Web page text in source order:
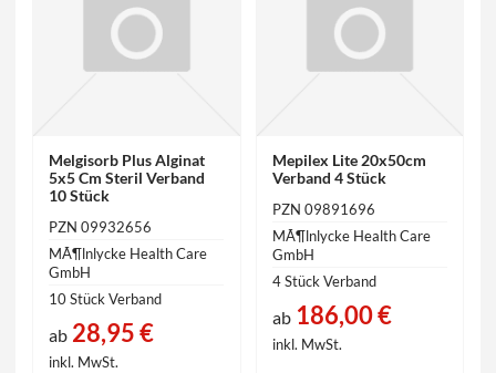
Melgisorb Plus Alginat
5x5 Cm Steril Verband
10 Stück
PZN 09932656
MÃ¶lnlycke Health Care
GmbH
10 Stück Verband
ab 28,95 €
inkl. MwSt.
Mepilex Lite 20x50cm
Verband 4 Stück
PZN 09891696
MÃ¶lnlycke Health Care
GmbH
4 Stück Verband
ab186,00 €
inkl. MwSt.